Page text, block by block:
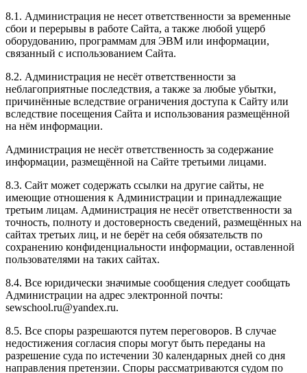
8.1. Администрация не несет ответственности за временные
сбои и перерывы в работе Сайта, а также любой ущерб
оборудованию, программам для ЭВМ или информации,
связанный с использованием Сайта.
8.2. Администрация не несёт ответственности за
неблагоприятные последствия, а также за любые убытки,
причинённые вследствие ограничения доступа к Сайту или
вследствие посещения Сайта и использования размещённой
на нём информации.
Администрация не несёт ответственность за содержание
информации, размещённой на Сайте третьими лицами.
8.3. Сайт может содержать ссылки на другие сайты, не
имеющие отношения к Администрации и принадлежащие
третьим лицам. Администрация не несёт ответственности за
точность, полноту и достоверность сведений, размещённых на
сайтах третьих лиц, и не берёт на себя обязательств по
сохранению конфиденциальности информации, оставленной
пользователями на таких сайтах.
8.4. Все юридически значимые сообщения следует сообщать
Администрации на адрес электронной почты:
sewschool.ru@yandex.ru.
8.5. Все споры разрешаются путем переговоров. В случае
недостижения согласия споры могут быть переданы на
разрешение суда по истечении 30 календарных дней со дня
направления претензии. Споры рассматриваются судом по